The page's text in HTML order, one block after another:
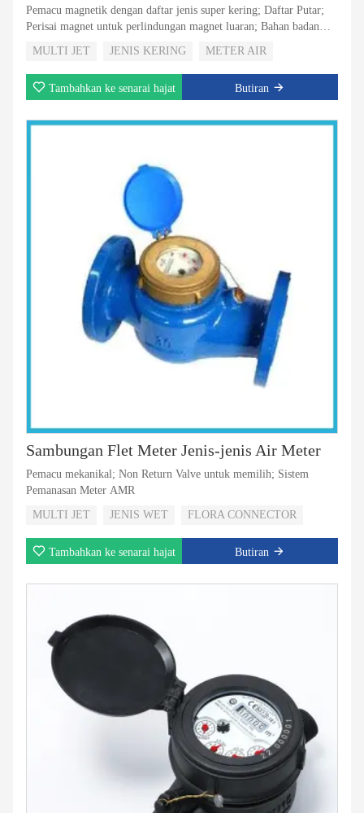
Pemacu magnetik dengan daftar jenis super kering; Daftar Putar;
Perisai magnet untuk perlindungan magnet luaran; Bahan badan
penglihatan output nadi untuk memilih
MULTI JET JENIS KERING METER AIR
Tambahkan ke senarai hajat Butiran
Sambungan Flet Meter Jenis-jenis Air Meter
Pemacu mekanikal; Non Return Valve untuk memilih; Sistem
Pemanasan Meter AMR
MULTI JET
JENIS WET FLORA CONNECTOR
Tambahkan ke senarai hajat Butiran